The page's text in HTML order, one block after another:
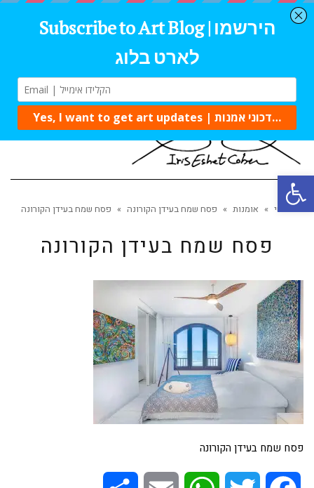
פתח סרגל נגישות
ראשי » אומנות » פסח שמח בעידן הקורונה » פסח שמח בעידן הקורונה
פסח שמח בעידן הקורונה
פסח שמח בעידן הקורונה